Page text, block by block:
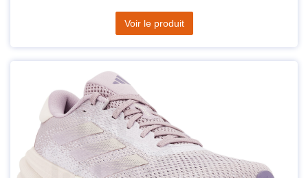
Voir le produit